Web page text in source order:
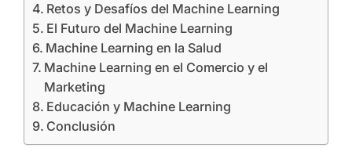
Retos y Desafíos del Machine Learning
El Futuro del Machine Learning
Machine Learning en la Salud
Machine Learning en el Comercio y el
Marketing
Educación y Machine Learning
Conclusión